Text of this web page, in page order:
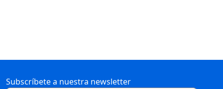
Subscríbete a nuestra newsletter